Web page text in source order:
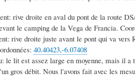
rive droite en aval du pont de la route
le camping de la Vega de Francia.
rive droite juste avant le pont qui va
40.40423,-6.07408
le lit est assez large en moyenne, mais il
gros débit. Nous l'avons fait avec les